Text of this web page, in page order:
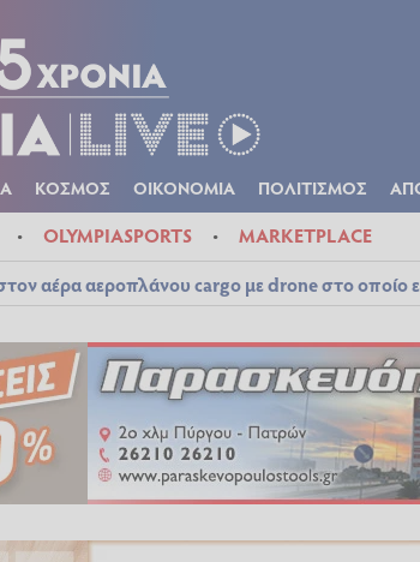
ΚΟΣΜΟΣ ΟΙΚΟΝΟΜΙΑ ΠΟΛΙΤΙΣΜΟΣ
OLYMPIASPORTS MARKETPLACE
αέρα αεροπλάνου cargo με drone στο οποίο